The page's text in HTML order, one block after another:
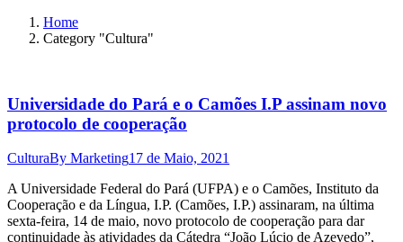
Home
Category "Cultura"
Universidade do Pará e o Camões I.P assinam novo
protocolo de cooperação
CulturaBy Marketing17 de Maio, 2021
A Universidade Federal do Pará (UFPA) e o Camões, Instituto da
Cooperação e da Língua, I.P. (Camões, I.P.) assinaram, na última
sexta-feira, 14 de maio, novo protocolo de cooperação para dar
continuidade às atividades da Cátedra “João Lúcio de Azevedo”,